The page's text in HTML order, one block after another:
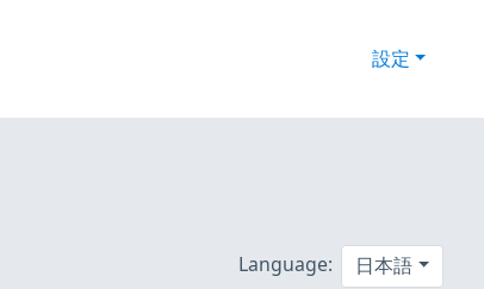
設定
Language: 日本語